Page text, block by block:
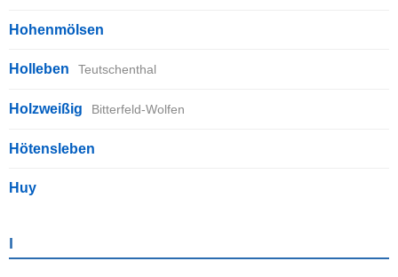
Hohenmölsen
Holleben Teutschenthal
Holzweißig Bitterfeld-Wolfen
Hötensleben
Huy
I